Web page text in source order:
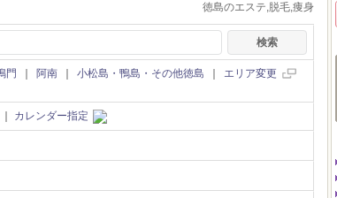
徳島のエステ,脱毛,痩身
門 阿南 小松島・鴨島・その他徳島
エリア変更
カレンダー指定